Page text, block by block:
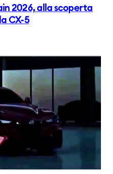
2026, alla scoperta
CX-5